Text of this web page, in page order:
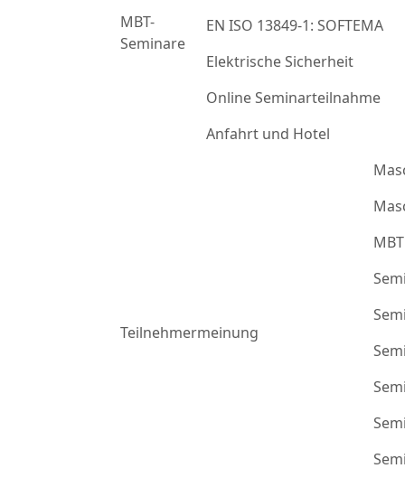
MBT-
Seminare
EN ISO 13849-1: SOFTEMA
Elektrische Sicherheit
Online Seminarteilnahme
Anfahrt und Hotel
Teilnehmermeinung